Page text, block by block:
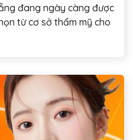
đang ngày càng được
từ cơ sở thẩm mỹ cho
Tin tức